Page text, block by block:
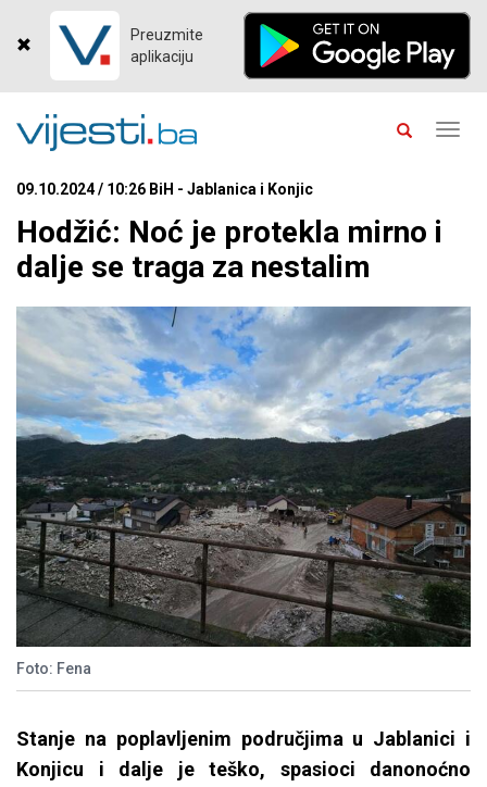
Preuzmite
aplikaciju
09.10.2024 / 10:26 BiH - Jablanica i Konjic
Hodžić: Noć je protekla mirno i
dalje se traga za nestalim
Foto: Fena
Stanje na poplavljenim područjima u Jablanici i
Konjicu i dalje je teško, spasioci danonoćno